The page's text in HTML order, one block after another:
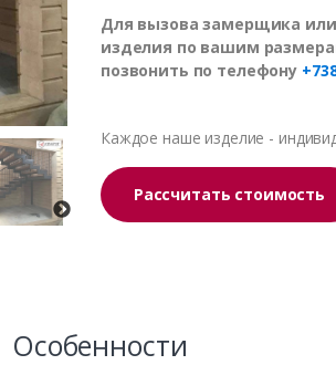
Для вызова замерщика
изделия по вашим
позвонить по телефону
Каждое наше изделие -
Рассчитать стоимость
Особенности